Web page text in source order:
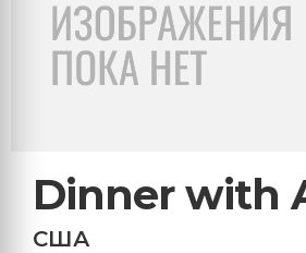
Dinner with
США